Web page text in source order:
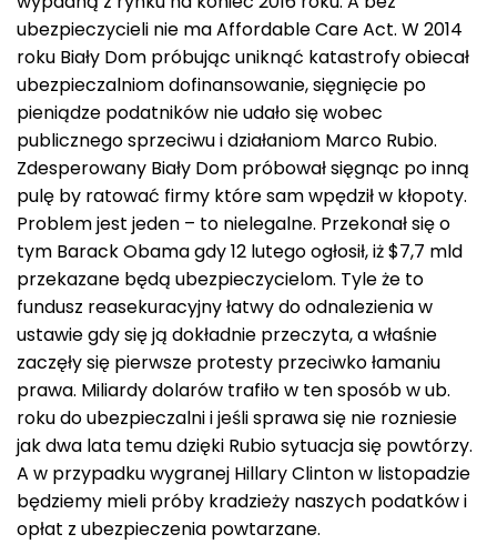
ubezpieczycieli nie ma Affordable Care Act. W 2014
roku Biały Dom próbując uniknąć katastrofy obiecał
ubezpieczalniom dofinansowanie, sięgnięcie po
pieniądze podatników nie udało się wobec
publicznego sprzeciwu i działaniom Marco Rubio.
Zdesperowany Biały Dom próbował sięgnąc po inną
pulę by ratować firmy które sam wpędził w kłopoty.
Problem jest jeden – to nielegalne. Przekonał się o
tym Barack Obama gdy 12 lutego ogłosił, iż $7,7 mld
przekazane będą ubezpieczycielom. Tyle że to
fundusz reasekuracyjny łatwy do odnalezienia w
ustawie gdy się ją dokładnie przeczyta, a właśnie
zaczęły się pierwsze protesty przeciwko łamaniu
prawa. Miliardy dolarów trafiło w ten sposób w ub.
roku do ubezpieczalni i jeśli sprawa się nie rozniesie
jak dwa lata temu dzięki Rubio sytuacja się powtórzy.
A w przypadku wygranej Hillary Clinton w listopadzie
będziemy mieli próby kradzieży naszych podatków i
opłat z ubezpieczenia powtarzane.